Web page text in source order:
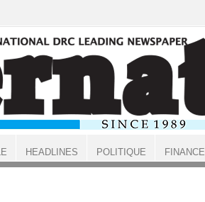
HEADLINES POLITIQUE FINANCE